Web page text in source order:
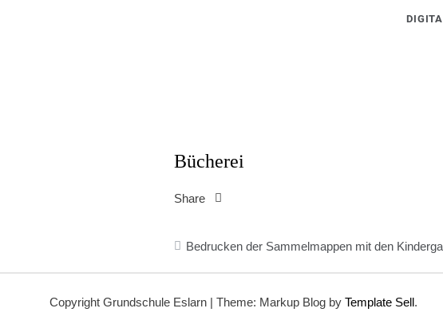
Bücherei
Share
Beitragsnavigation
Bedrucken der Sammelmappen mit den
Copyright Grundschule Eslarn | Theme: Markup Blog by Template Sell.